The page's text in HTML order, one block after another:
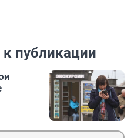
публикации